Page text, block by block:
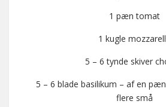
1 pæn tomat
1 kugle
5 – 6 tynde skiver
5 – 6 blade basilikum – af en
flere små